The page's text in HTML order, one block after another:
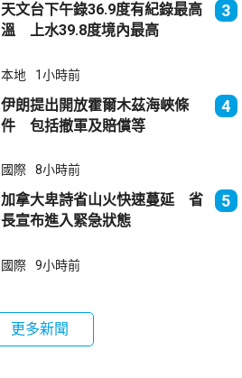
天文台下午錄36.9度有紀錄最高
溫 上水39.8度境內最高
3
本地 1小時前
伊朗提出開放霍爾木茲海峽條
件 包括撤軍及賠償等
4
國際 8小時前
加拿大卑詩省山火快速蔓延 省
長宣布進入緊急狀態
5
國際 9小時前
更多新聞